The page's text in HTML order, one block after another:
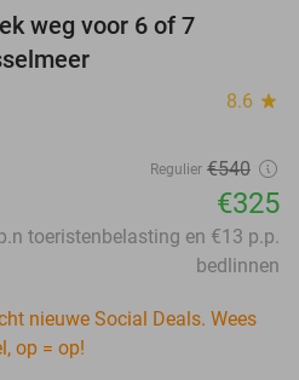
weg voor 6 of 7
8.6 star
Regulier €540
€325
toeristenbelasting en €13 p.p.
bedlinnen
nieuwe Social Deals. Wees
op = op!